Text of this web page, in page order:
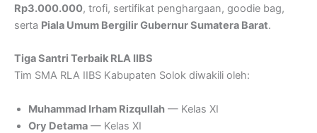
Rp3.000.000, trofi, sertifikat penghargaan, goodie bag,
serta Piala Umum Bergilir Gubernur Sumatera Barat.
Tiga Santri Terbaik RLA IIBS
Tim SMA RLA IIBS Kabupaten Solok diwakili oleh:
Muhammad Irham Rizqullah — Kelas XI
Ory Detama — Kelas XI